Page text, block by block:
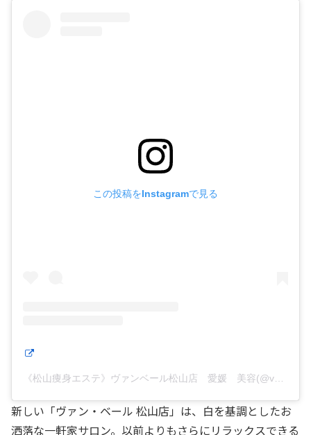
この投稿をInstagramで見る
新しい「ヴァン・ベール 松山店」は、白を基調としたお
洒落な一軒家サロン。以前よりもさらにリラックスできる